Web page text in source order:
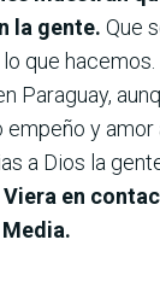
la gente. Que
que
Paraguay,
y amor
a Dios la
en